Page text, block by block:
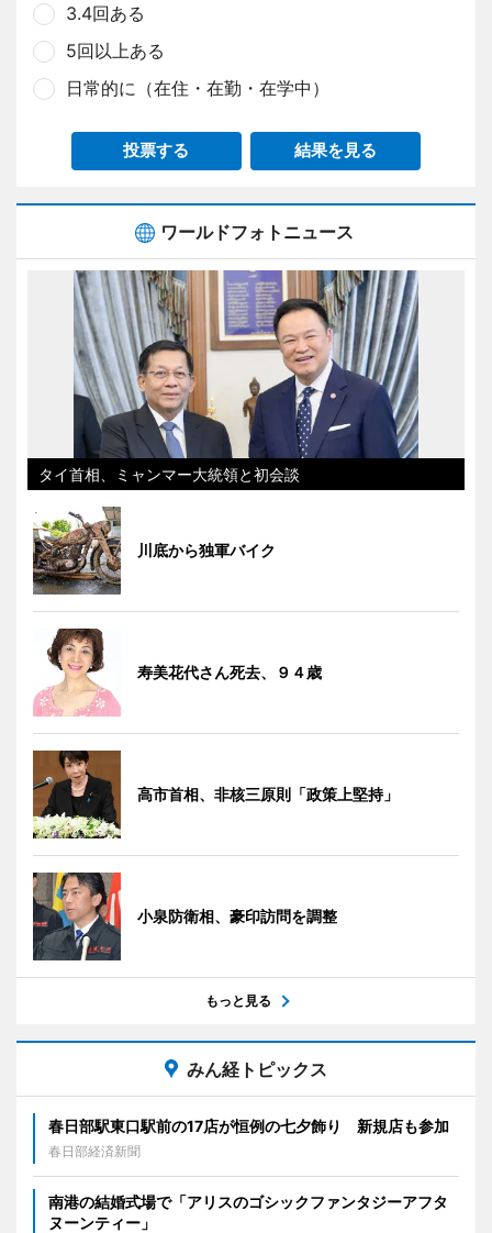
3.4回ある
5回以上ある
日常的に（在住・在勤・在学中）
投票する 結果を見る
ワールドフォトニュース
タイ首相、ミャンマー大統領と初会談
川底から独軍バイク
寿美花代さん死去、９４歳
高市首相、非核三原則「政策上堅持」
小泉防衛相、豪印訪問を調整
もっと見る
みん経トピックス
春日部駅東口駅前の17店が恒例の七夕飾り 新規店も参加
春日部経済新聞
南港の結婚式場で「アリスのゴシックファンタジーアフタ
ヌーンティー」